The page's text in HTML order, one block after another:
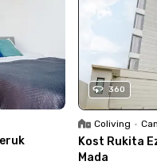
360
Coliving •
Kost Rukita
Mada